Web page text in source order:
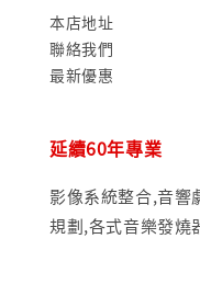
本店地址
聯絡我們
最新優惠
延續60年專業
影像系統整合,音響
規劃,各式音樂發燒